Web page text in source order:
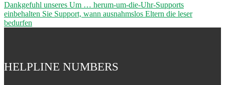
Dankgefuhl unseres Um … herum-um-die-Uhr-Supports
einbehalten Sie Support, wann ausnahmslos Eltern die leser
bedurfen
HELPLINE NUMBERS